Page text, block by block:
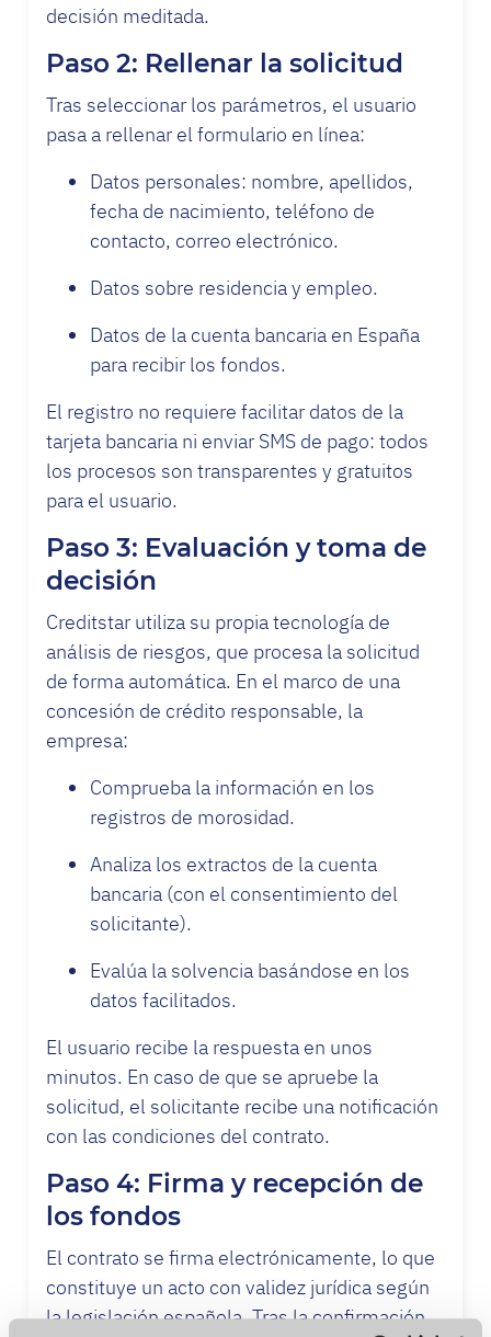
decisión meditada.
Paso 2: Rellenar la solicitud
Tras seleccionar los parámetros, el usuario
pasa a rellenar el formulario en línea:
Datos personales: nombre, apellidos,
fecha de nacimiento, teléfono de
contacto, correo electrónico.
Datos sobre residencia y empleo.
Datos de la cuenta bancaria en España
para recibir los fondos.
El registro no requiere facilitar datos de la
tarjeta bancaria ni enviar SMS de pago: todos
los procesos son transparentes y gratuitos
para el usuario.
Paso 3: Evaluación y toma de
decisión
Creditstar utiliza su propia tecnología de
análisis de riesgos, que procesa la solicitud
de forma automática. En el marco de una
concesión de crédito responsable, la
empresa:
Comprueba la información en los
registros de morosidad.
Analiza los extractos de la cuenta
bancaria (con el consentimiento del
solicitante).
Evalúa la solvencia basándose en los
datos facilitados.
El usuario recibe la respuesta en unos
minutos. En caso de que se apruebe la
solicitud, el solicitante recibe una notificación
con las condiciones del contrato.
Paso 4: Firma y recepción de
los fondos
El contrato se firma electrónicamente, lo que
constituye un acto con validez jurídica según
la legislación española. Tras la confirmación,